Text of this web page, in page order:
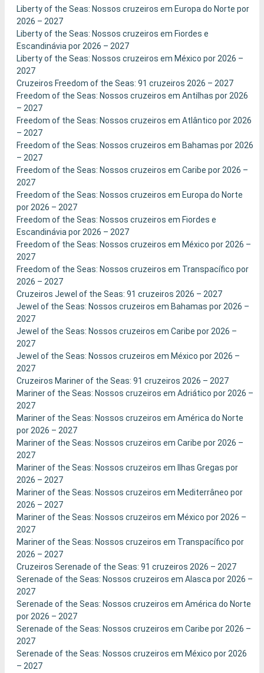
Liberty of the Seas: Nossos cruzeiros em Europa do Norte por
2026 – 2027
Liberty of the Seas: Nossos cruzeiros em Fiordes e
Escandinávia por 2026 – 2027
Liberty of the Seas: Nossos cruzeiros em México por 2026 –
2027
Cruzeiros Freedom of the Seas: 91 cruzeiros 2026 – 2027
Freedom of the Seas: Nossos cruzeiros em Antilhas por 2026
– 2027
Freedom of the Seas: Nossos cruzeiros em Atlântico por 2026
– 2027
Freedom of the Seas: Nossos cruzeiros em Bahamas por 2026
– 2027
Freedom of the Seas: Nossos cruzeiros em Caribe por 2026 –
2027
Freedom of the Seas: Nossos cruzeiros em Europa do Norte
por 2026 – 2027
Freedom of the Seas: Nossos cruzeiros em Fiordes e
Escandinávia por 2026 – 2027
Freedom of the Seas: Nossos cruzeiros em México por 2026 –
2027
Freedom of the Seas: Nossos cruzeiros em Transpacífico por
2026 – 2027
Cruzeiros Jewel of the Seas: 91 cruzeiros 2026 – 2027
Jewel of the Seas: Nossos cruzeiros em Bahamas por 2026 –
2027
Jewel of the Seas: Nossos cruzeiros em Caribe por 2026 –
2027
Jewel of the Seas: Nossos cruzeiros em México por 2026 –
2027
Cruzeiros Mariner of the Seas: 91 cruzeiros 2026 – 2027
Mariner of the Seas: Nossos cruzeiros em Adriático por 2026 –
2027
Mariner of the Seas: Nossos cruzeiros em América do Norte
por 2026 – 2027
Mariner of the Seas: Nossos cruzeiros em Caribe por 2026 –
2027
Mariner of the Seas: Nossos cruzeiros em Ilhas Gregas por
2026 – 2027
Mariner of the Seas: Nossos cruzeiros em Mediterrâneo por
2026 – 2027
Mariner of the Seas: Nossos cruzeiros em México por 2026 –
2027
Mariner of the Seas: Nossos cruzeiros em Transpacífico por
2026 – 2027
Cruzeiros Serenade of the Seas: 91 cruzeiros 2026 – 2027
Serenade of the Seas: Nossos cruzeiros em Alasca por 2026 –
2027
Serenade of the Seas: Nossos cruzeiros em América do Norte
por 2026 – 2027
Serenade of the Seas: Nossos cruzeiros em Caribe por 2026 –
2027
Serenade of the Seas: Nossos cruzeiros em México por 2026
– 2027